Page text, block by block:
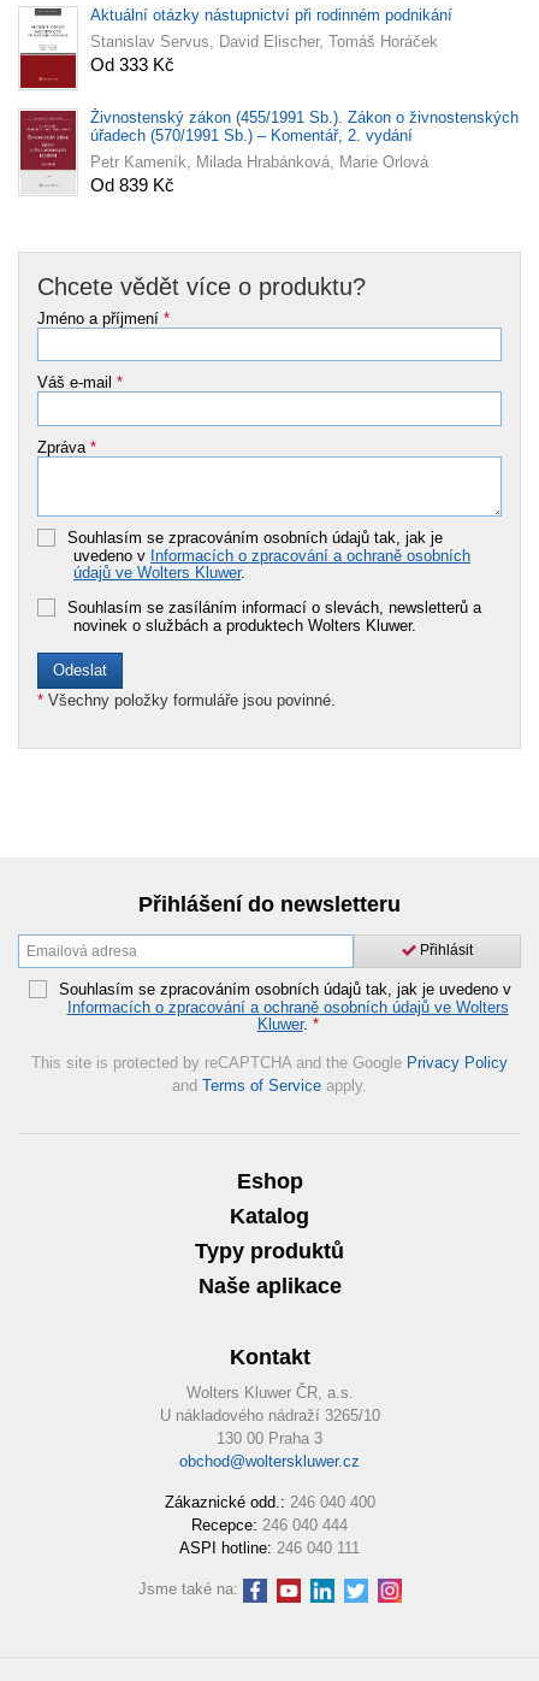
Aktuální otázky nástupnictví při rodinném podnikání
Stanislav Servus, David Elischer, Tomáš Horáček
Od 333 Kč
Živnostenský zákon (455/1991 Sb.). Zákon o živnostenských
úřadech (570/1991 Sb.) – Komentář, 2. vydání
Petr Kameník, Milada Hrabánková, Marie Orlová
Od 839 Kč
Chcete vědět více o produktu?
Jméno a příjmení *
Váš e-mail *
Zpráva *
Souhlasím se zpracováním osobních údajů tak, jak je
uvedeno v Informacích o zpracování a ochraně osobních
údajů ve Wolters Kluwer.
Souhlasím se zasíláním informací o slevách, newsletterů a
novinek o službách a produktech Wolters Kluwer.
* Všechny položky formuláře jsou povinné.
Přihlášení do newsletteru
Přihlásit
Souhlasím se zpracováním osobních údajů tak, jak je uvedeno v
Informacích o zpracování a ochraně osobních údajů ve Wolters
Kluwer. *
This site is protected by reCAPTCHA and the Google Privacy Policy
and Terms of Service apply.
Eshop
Katalog
Typy produktů
Naše aplikace
Kontakt
Wolters Kluwer ČR, a.s.
U nákladového nádraží 3265/10
130 00 Praha 3
obchod@wolterskluwer.cz
Zákaznické odd.: 246 040 400
Recepce: 246 040 444
ASPI hotline: 246 040 111
Jsme také na: